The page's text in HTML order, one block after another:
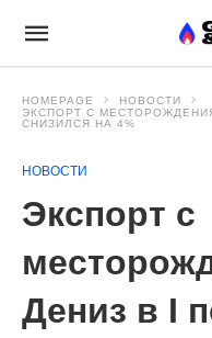
HOMEPAGE
НОВОСТИ
ЭКСПОРТ С
СНИЗИЛСЯ НА 4%
НОВОСТИ
Экспорт с
Дениз в I